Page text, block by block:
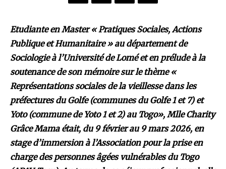
Etudiante en Master « Pratiques Sociales, Actions
Publique et Humanitaire » au département de
Sociologie à l’Université de Lomé et en prélude à la
soutenance de son mémoire sur le thème «
Représentations sociales de la vieillesse dans les
préfectures du Golfe (communes du Golfe 1 et 7) et
Yoto (commune de Yoto 1 et 2) au Togo», Mlle Charity
Grâce Mama était, du 9 février au 9 mars 2026, en
stage d’immersion à l’Association pour la prise en
charge des personnes âgées vulnérables du Togo